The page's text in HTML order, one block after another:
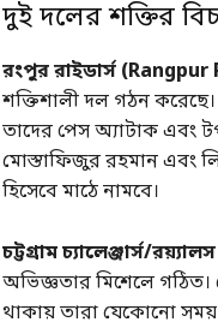
দুই দলের শক্তির
রংপুর রাইডার্স (Rangpur
শক্তিশালী দল গঠন
তাদের পেস অ্যাটাক এবং
মোস্তাফিজুর রহমান এবং
হিসেবে মাঠে নামবে।
চট্টগ্রাম চ্যালেঞ্জার্স/
অভিজ্ঞতার মিশেলে
থাকায় তারা যেকোনো সময়